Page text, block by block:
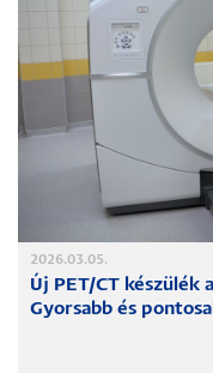
2026.03.05.
Új PET/CT készülék
Gyorsabb és